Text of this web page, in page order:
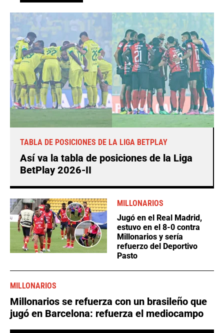
TABLA DE POSICIONES DE LA LIGA BETPLAY
Así va la tabla de posiciones de la Liga
BetPlay 2026-II
MILLONARIOS
Jugó en el Real Madrid,
estuvo en el 8-0 contra
Millonarios y sería
refuerzo del Deportivo
Pasto
MILLONARIOS
Millonarios se refuerza con un brasileño que
jugó en Barcelona: refuerza el mediocampo